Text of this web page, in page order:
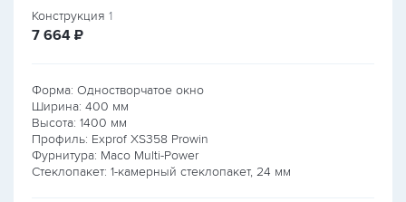
Конструкция 1
7 664 руб.
₽
Форма: Одностворчатое окно
Ширина: 400 мм
Высота: 1400 мм
Профиль: Exprof XS358 Prowin
Фурнитура: Maco Multi-Power
Стеклопакет: 1-камерный стеклопакет, 24 мм